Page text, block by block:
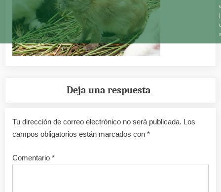
j
Deja una respuesta
Tu dirección de correo electrónico no será publicada. Los
campos obligatorios están marcados con *
Comentario *